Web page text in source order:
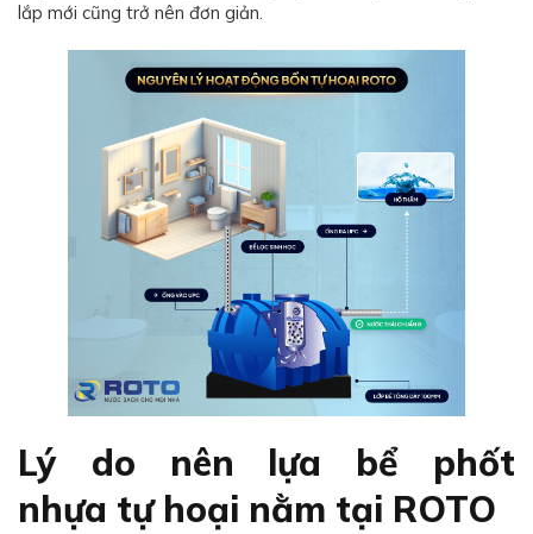
lắp mới cũng trở nên đơn giản.
Lý do nên lựa bể phốt
nhựa tự hoại nằm tại ROTO